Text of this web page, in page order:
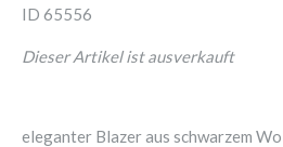
ID 65556
Dieser Artikel ist ausverkauft
eleganter Blazer aus schwarzem